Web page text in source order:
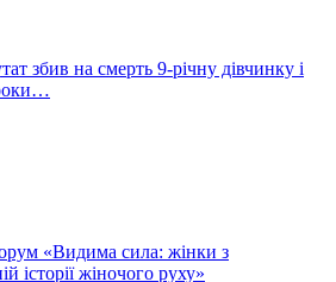
збив на смерть 9-річну дівчинку і
«Видима сила: жінки з
історії жіночого руху»